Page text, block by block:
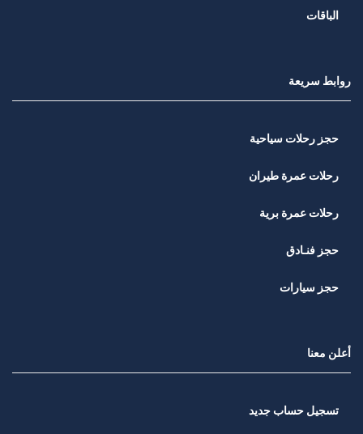
الباقات
روابط سريعة
حجز رحلات سياحية
رحلات عمرة طيران
رحلات عمرة برية
حجز فنـادق
حجز سيارات
أعلن معنا
تسجيل حساب جديد